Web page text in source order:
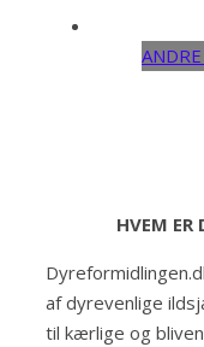
HVEM ER
af dyrevenlige
til kærlige og